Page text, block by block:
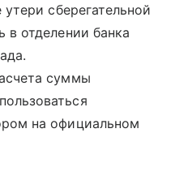
сберегательной
в отделении банка
суммы
на официальном